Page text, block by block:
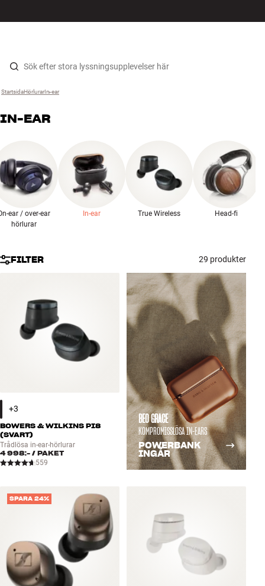
Hopp til innhold
Högtalare
TV
System
INSPIRATION
MÄRKEN
Hitta Butik
Kundtjänst
Logga in
Kundtjänst
Startsida ›
Hörlurar ›
In-ear
IN-EAR
ear / over-ear
hörlurar
In-ear True Wireless Head-fi
FILTER 29 produkter
BOWERS & WILKINS PI8
(SVART)
Trådlösa in-ear-hörlurar
4 998:- / PAKET
559
BEO GRACE
KOMPROMISSLÖSA IN-EARS
POWERBANK
INGÅR
SPARA 24%